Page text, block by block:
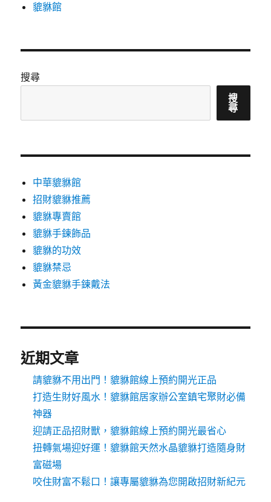
貔貅館
搜尋
搜
尋
中華貔貅館
招財貔貅推薦
貔貅專賣館
貔貅手鍊飾品
貔貅的功效
貔貅禁忌
黃金貔貅手鍊戴法
近期文章
請貔貅不用出門！貔貅館線上預約開光正品
打造生財好風水！貔貅館居家辦公室鎮宅聚財必備
神器
迎請正品招財獸，貔貅館線上預約開光最省心
扭轉氣場迎好運！貔貅館天然水晶貔貅打造隨身財
富磁場
咬住財富不鬆口！讓專屬貔貅為您開啟招財新紀元